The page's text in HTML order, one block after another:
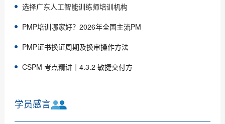
选择广东人工智能训练师培训机构
PMP培训哪家好？2026年全国主流PM
PMP证书换证周期及换审操作方法
CSPM 考点精讲｜4.3.2 敏捷交付方
学员感言